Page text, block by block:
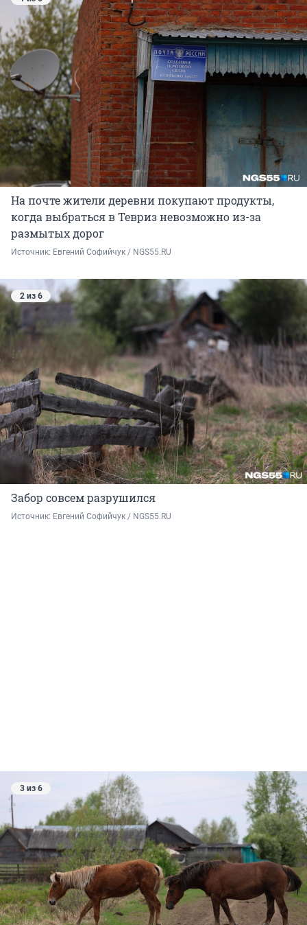
На почте жители деревни покупают продукты,
когда выбраться в Тевриз невозможно из-за
размытых дорог
Источник: Евгений Софийчук / NGS55.RU
2 из 6
Забор совсем разрушился
Источник: Евгений Софийчук / NGS55.RU
3 из 6